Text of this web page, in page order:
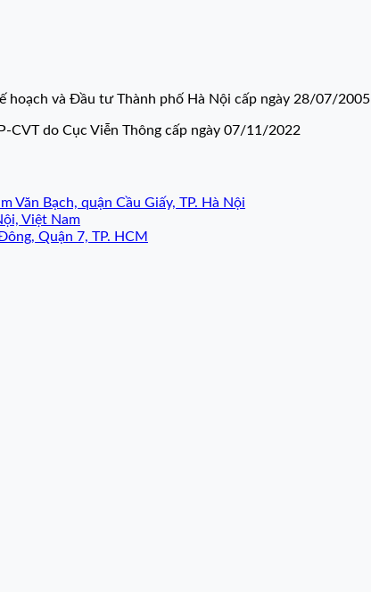
hoạch và Đầu tư Thành phố Hà Nội cấp ngày 28/07/2005
CVT do Cục Viễn Thông cấp ngày 07/11/2022
Văn Bạch, quận Cầu Giấy, TP. Hà Nội
Việt Nam
Quận 7, TP. HCM